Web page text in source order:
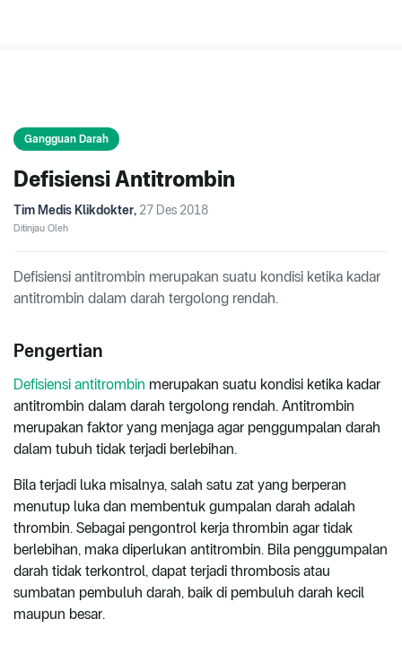
Gangguan Darah
Defisiensi Antitrombin
Tim Medis Klikdokter, 27 Des 2018
Ditinjau Oleh
Defisiensi antitrombin merupakan suatu kondisi ketika kadar
antitrombin dalam darah tergolong rendah.
Pengertian
Defisiensi antitrombin merupakan suatu kondisi ketika kadar
antitrombin dalam darah tergolong rendah. Antitrombin
merupakan faktor yang menjaga agar penggumpalan darah
dalam tubuh tidak terjadi berlebihan.
Bila terjadi luka misalnya, salah satu zat yang berperan
menutup luka dan membentuk gumpalan darah adalah
thrombin. Sebagai pengontrol kerja thrombin agar tidak
berlebihan, maka diperlukan antitrombin. Bila penggumpalan
darah tidak terkontrol, dapat terjadi thrombosis atau
sumbatan pembuluh darah, baik di pembuluh darah kecil
maupun besar.